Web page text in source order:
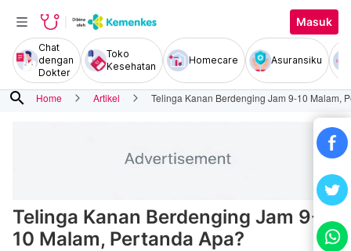
Masuk
Chat
dengan
Dokter
Toko
Kesehatan
Homecare Asuransiku
search Home Artikel Telinga Kanan Berdenging Jam 9-10 Malam,
Telinga Kanan Berdenging Jam 9-
10 Malam, Pertanda Apa?